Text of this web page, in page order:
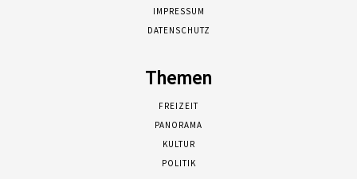
IMPRESSUM
DATENSCHUTZ
Themen
FREIZEIT
PANORAMA
KULTUR
POLITIK